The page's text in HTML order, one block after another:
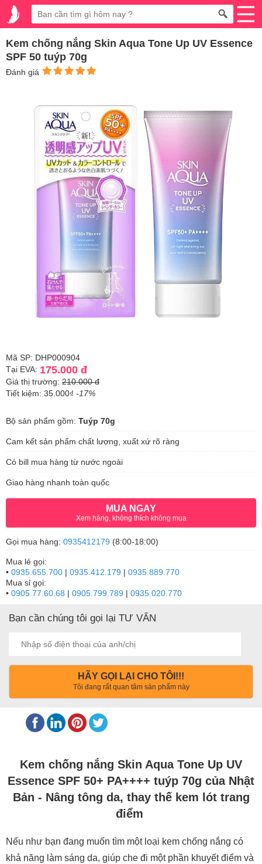
Kem chống nắng Skin Aqua Tone Up UV Essence
SPF 50 tuýp 70g
Đánh giá
Mã SP: DHP000904
Tại EVA: 175.000 đ
Giá thị trường: 210.000 đ
Tiết kiệm: 35.000₫ -17%
Bộ sản phẩm gồm: Tuýp 70g
Cam kết sản phẩm chất lượng, xuất xứ rõ ràng
Có bill mua hàng từ nước ngoài
Giao hàng nhanh toàn quốc
MUA NGAY
Xem hàng, không thích không mua
Gọi mua hàng: 0935412179 (8:00-18:00)
Mua lẻ gọi:
• 0935.655.700 | 0935.412.179 | 0935.889.770
Mua sỉ gọi:
• 0905.77.60.68 | 0905.799.789 | 0935.020.770
Bạn cần chúng tôi gọi lại TƯ VẤN
HÃY GỌI LẠI CHO TÔI!!!
Tôi đang rất quan tâm sản phẩm này
Kem chống nắng Skin Aqua Tone Up UV
Essence SPF 50+ PA++++ tuýp 70g của Nhật
Bản - Nâng tông da, thay thế kem lót trang
điểm
Nếu như bạn đang muốn tìm một loại kem chống nắng có
khả năng làm sáng da, giúp che đi một phần khuyết điểm và